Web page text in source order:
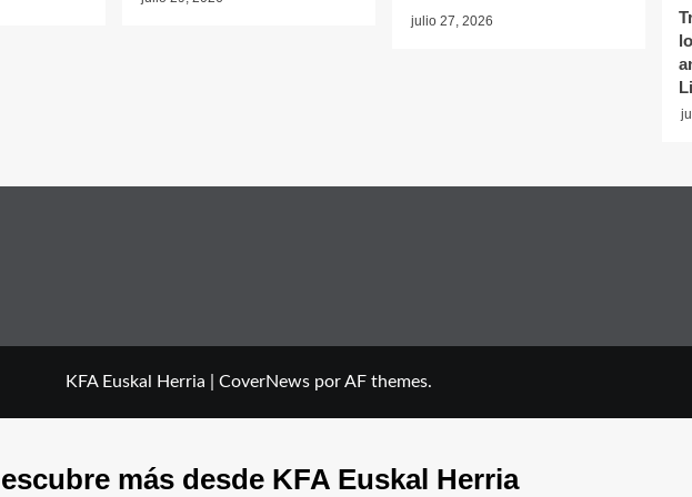
julio 27, 2026
KFA Euskal Herria CoverNews por AF themes.
más desde KFA Euskal Herria